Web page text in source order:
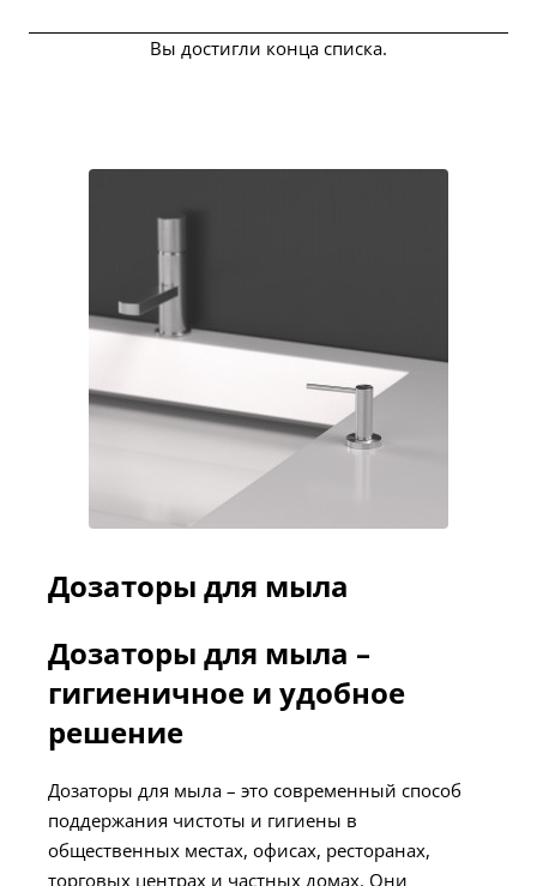
Вы достигли конца списка.
Дозаторы для мыла
Дозаторы для мыла –
гигиеничное и удобное
решение
Дозаторы для мыла – это современный способ
поддержания чистоты и гигиены в
общественных местах, офисах, ресторанах,
торговых центрах и частных домах. Они